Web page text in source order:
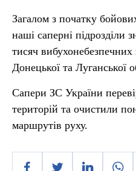
Загалом з початку
наші саперні підрозділи
тисяч вибухонебезпечних
Донецької та Луганської
Сапери ЗС України
територій та очистили
маршрутів руху.